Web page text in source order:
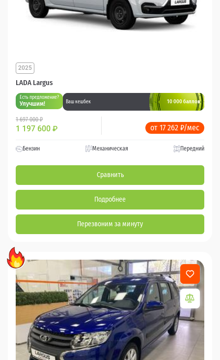
LADA Largus
2025
Есть предложение?
Улучшим! Ваш кешбек 10 000 баллов
1 697 000 ₽
1 197 600 ₽ от 17 262 ₽/мес
Бензин Механическая Передний
Сравнить
Подробнее
Перезвоним за минуту